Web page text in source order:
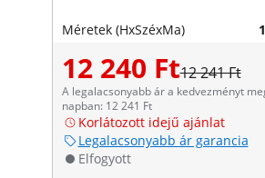
Méretek (HxSzéxMa)
12 240 Ft12 241 Ft
A legalacsonyabb ár a kedvezményt
napban: 12 241 Ft
Korlátozott idejű ajánlat
Legalacsonyabb ár garancia
Elfogyott